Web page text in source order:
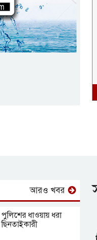
আরও খবর
ধাওয়ায় ধরা